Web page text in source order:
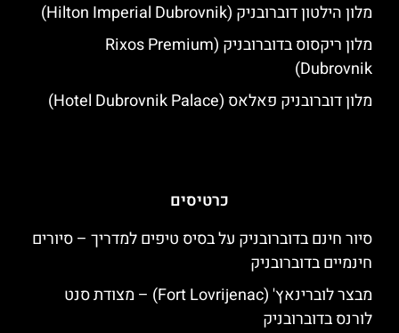
מלון הילטון דוברובניק (Hilton Imperial Dubrovnik)
מלון ריקסוס בדוברובניק (Rixos Premium
Dubrovnik)
מלון דוברובניק פאלאס (Hotel Dubrovnik Palace)
כרטיסים
סיור חינם בדוברובניק על בסיס טיפים למדריך – סיורים
חינמיים בדוברובניק
מבצר לוברינאץ' (Fort Lovrijenac) – מצודת סנט
לורנס בדוברובניק